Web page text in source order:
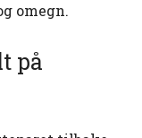
omegn.
på